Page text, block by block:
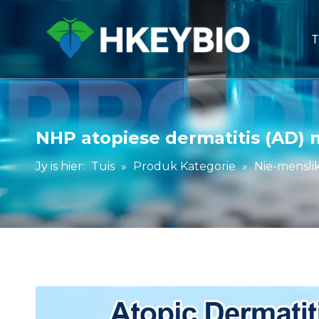
NHP atopiese dermatitis (AD)
Jy is hier: Tuis » Produk Kategorie » Nie-